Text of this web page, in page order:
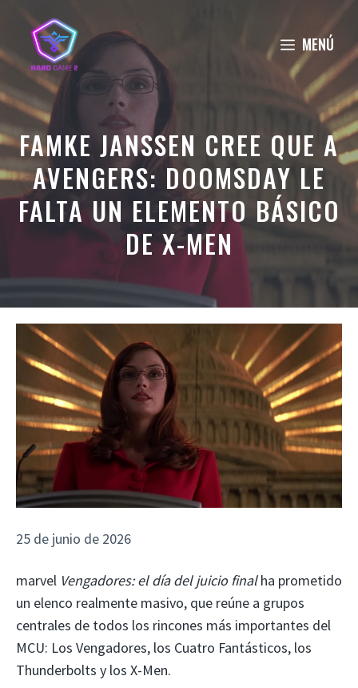
contenido
MENÚ
FAMKE JANSSEN CREE QUE A
AVENGERS: DOOMSDAY LE
FALTA UN ELEMENTO BÁSICO
DE X-MEN
25 de junio de 2026
marvel Vengadores: el día del juicio finalha prometido
un elenco realmente masivo, que reúne a grupos
centrales de todos los rincones más importantes del
MCU: Los Vengadores, los Cuatro Fantásticos, los
Thunderbolts y los X-Men.